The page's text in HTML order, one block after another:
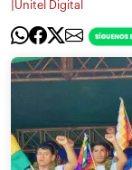
Unitel Digital